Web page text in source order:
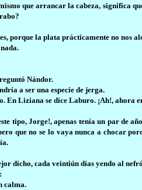
que arrancar la cabeza, significa
porque la plata prácticamente no nos
Nándor.
a ser una especie de jerga.
En Liziana se dice Laburo. ¡Ah!, ahora
tipo, Jorge!, apenas tenía un par de
que no se lo vaya nunca a chocar
dicho, cada veintiún días yendo al
calma.